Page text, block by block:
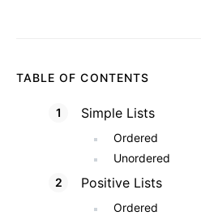
TABLE OF CONTENTS
Simple Lists
Ordered
Unordered
Positive Lists
Ordered